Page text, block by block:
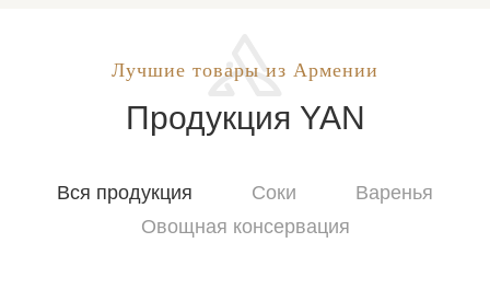
Лучшие товары из Армении
Продукция YAN
Вся продукция Соки
Варенья
Овощная консервация